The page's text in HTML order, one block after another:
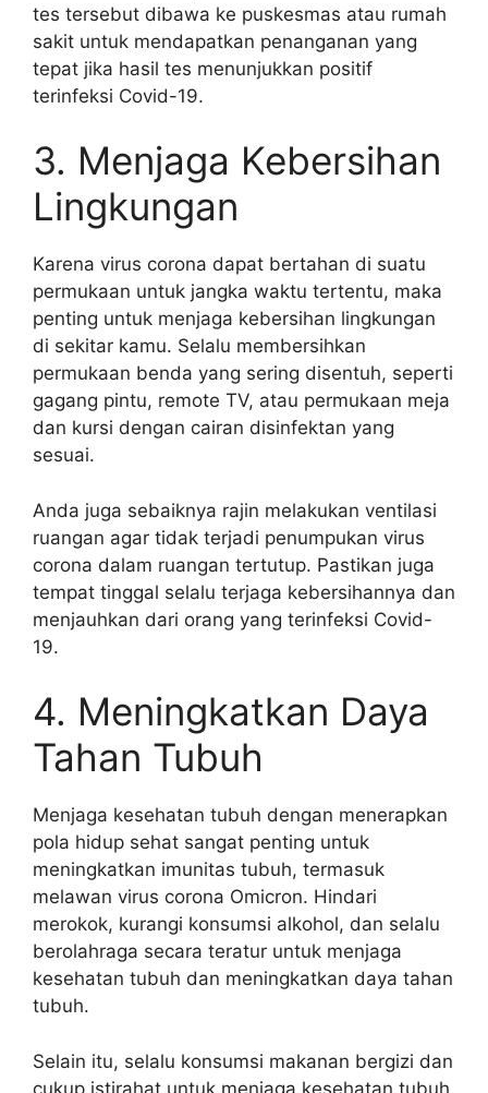
tes tersebut dibawa ke puskesmas atau rumah
sakit untuk mendapatkan penanganan yang
tepat jika hasil tes menunjukkan positif
terinfeksi Covid-19.
3. Menjaga Kebersihan
Lingkungan
Karena virus corona dapat bertahan di suatu
permukaan untuk jangka waktu tertentu, maka
penting untuk menjaga kebersihan lingkungan
di sekitar kamu. Selalu membersihkan
permukaan benda yang sering disentuh, seperti
gagang pintu, remote TV, atau permukaan meja
dan kursi dengan cairan disinfektan yang
sesuai.
Anda juga sebaiknya rajin melakukan ventilasi
ruangan agar tidak terjadi penumpukan virus
corona dalam ruangan tertutup. Pastikan juga
tempat tinggal selalu terjaga kebersihannya dan
menjauhkan dari orang yang terinfeksi Covid-
19.
4. Meningkatkan Daya
Tahan Tubuh
Menjaga kesehatan tubuh dengan menerapkan
pola hidup sehat sangat penting untuk
meningkatkan imunitas tubuh, termasuk
melawan virus corona Omicron. Hindari
merokok, kurangi konsumsi alkohol, dan selalu
berolahraga secara teratur untuk menjaga
kesehatan tubuh dan meningkatkan daya tahan
tubuh.
Selain itu, selalu konsumsi makanan bergizi dan
cukup istirahat untuk menjaga kesehatan tubuh